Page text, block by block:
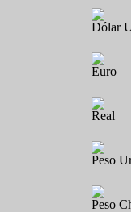
Dólar
Euro
Real
Peso
Peso